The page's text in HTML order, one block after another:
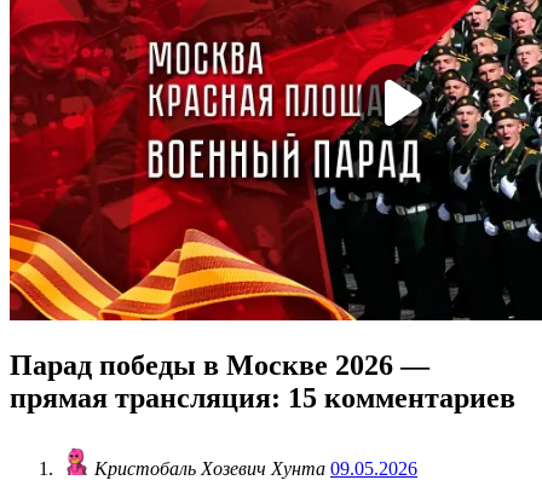
Парад победы в Москве 2026 —
прямая трансляция: 15 комментариев
Кристобаль Хозевич Хунта 09.05.2026